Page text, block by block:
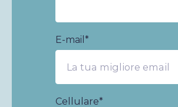
E-mail *
Cellulare*